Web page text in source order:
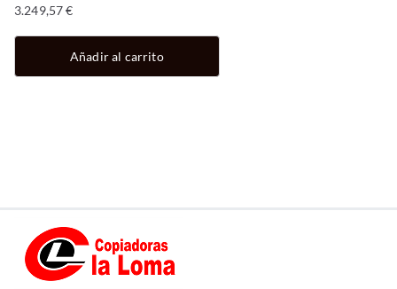
3.249,57€
Añadir al carrito